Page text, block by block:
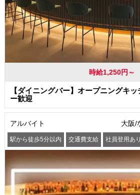
時給1,250円～
【ダイニングバー】オープニングキ
ー歓迎
アルバイト 大阪/
駅から徒歩5分以内 交通費支給 社員登用あり